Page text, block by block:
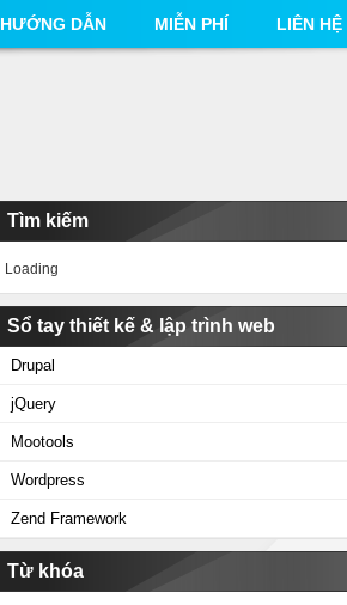
HƯỚNG DẪN MIỄN PHÍ LIÊN HỆ
Tìm kiếm
Loading
Sổ tay thiết kế & lập trình web
Drupal
jQuery
Mootools
Wordpress
Zend Framework
Từ khóa